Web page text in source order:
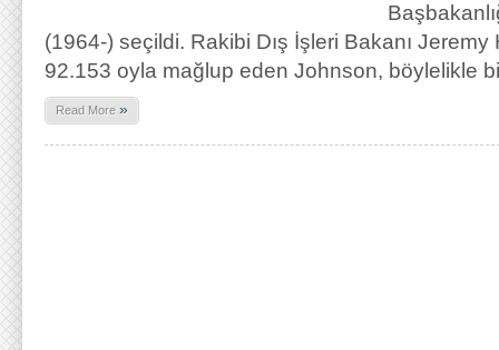
(1964-) seçildi. Rakibi Dış İşleri Bakanı Jeremy
92.153 oyla mağlup eden Johnson, böylelikle
Read More »